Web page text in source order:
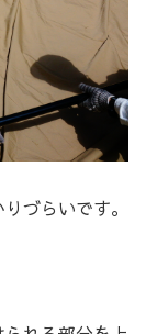
づらいです。